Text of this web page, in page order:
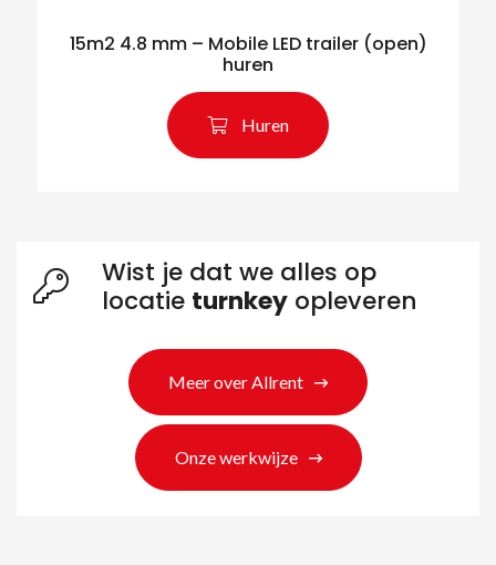
15m2 4.8 mm – Mobile LED trailer (open)
huren
Huren
Wist je dat we alles op
locatie turnkey opleveren
Meer over Allrent
Onze werkwijze